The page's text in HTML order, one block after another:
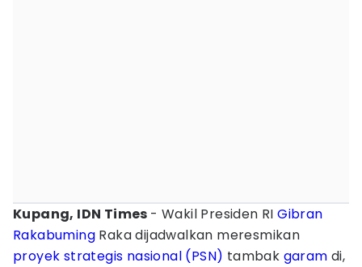
Kupang, IDN Times - Wakil Presiden RIGibran
Rakabuming Raka dijadwalkan meresmikan
proyek strategis nasional (PSN) tambak garam di,